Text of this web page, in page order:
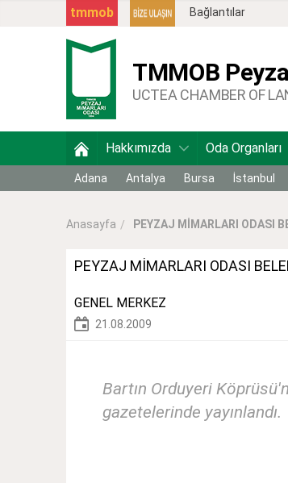
Bağlantılar
tmmob
TMMOB
UCTEA CHAMBER OF
Hakkımızda Oda Organları
Adana Antalya Bursa İstanbul
Anasayfa PEYZAJ MİMARLARI ODASI
PEYZAJ MİMARLARI ODASI
GENEL MERKEZ
21.08.2009
Bartın Orduyeri
gazetelerinde yayınlandı.